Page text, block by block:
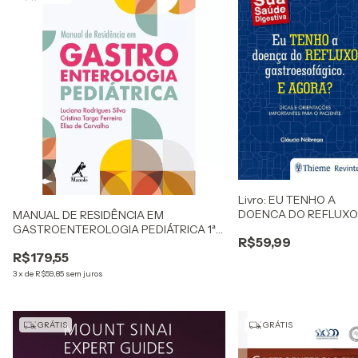
MANUAL DE RESIDÊNCIA EM
GASTROENTEROLOGIA PEDIÁTRICA 1ª
R$179,55
3x de R$59,85 sem juros
Livro: EU TENHO A
DOENCA DO REFLUXO
AGORA?
R$59,99
GRÁTIS GRÁTIS